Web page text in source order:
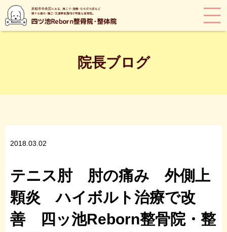
院長ブログ
2018.03.02
テニス肘 肘の痛み 外側上
顆炎 ハイボルト治療で改
善 四ッ池Reborn整骨院・整